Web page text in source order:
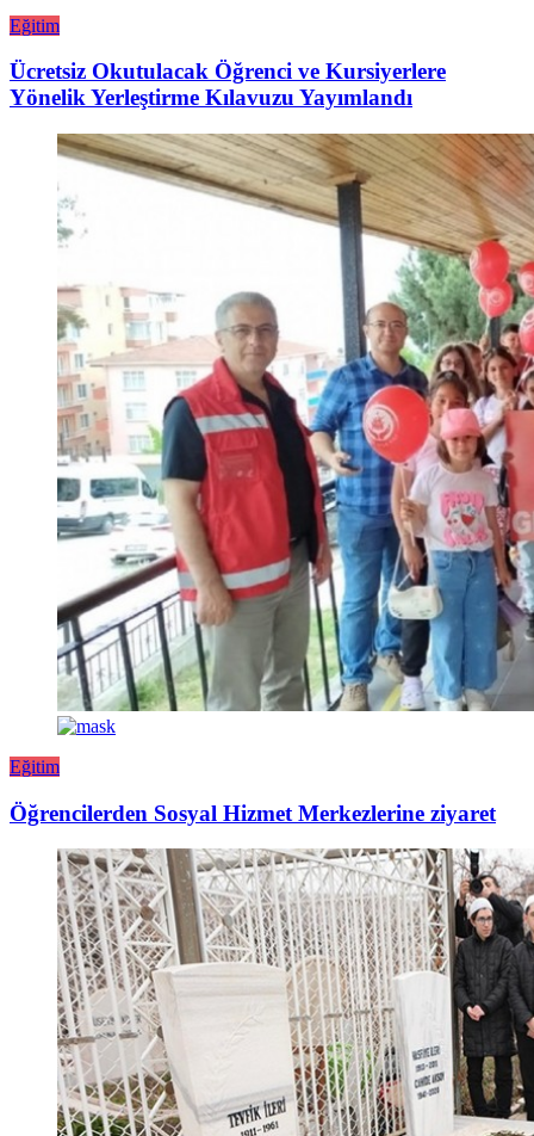
Eğitim
Ücretsiz Okutulacak Öğrenci ve Kursiyerlere
Yönelik Yerleştirme Kılavuzu Yayımlandı
Eğitim
Öğrencilerden Sosyal Hizmet Merkezlerine ziyaret